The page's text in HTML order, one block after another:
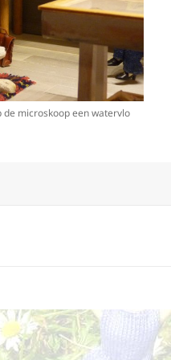
de microskoop een watervlo